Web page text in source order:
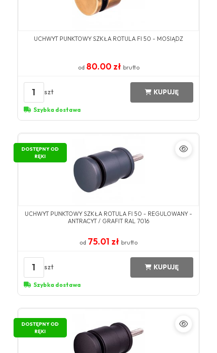
UCHWYT PUNKTOWY SZKŁA ROTULA FI 50 - MOSIĄDZ
od 80.00 zł brutto
1 szt KUPUJĘ
Szybka dostawa
DOSTĘPNY OD
RĘKI
UCHWYT PUNKTOWY SZKŁA ROTULA FI 50 - REGULOWANY -
ANTRACYT / GRAFIT RAL 7016
od 75.01 zł brutto
1 szt KUPUJĘ
Szybka dostawa
DOSTĘPNY OD
RĘKI